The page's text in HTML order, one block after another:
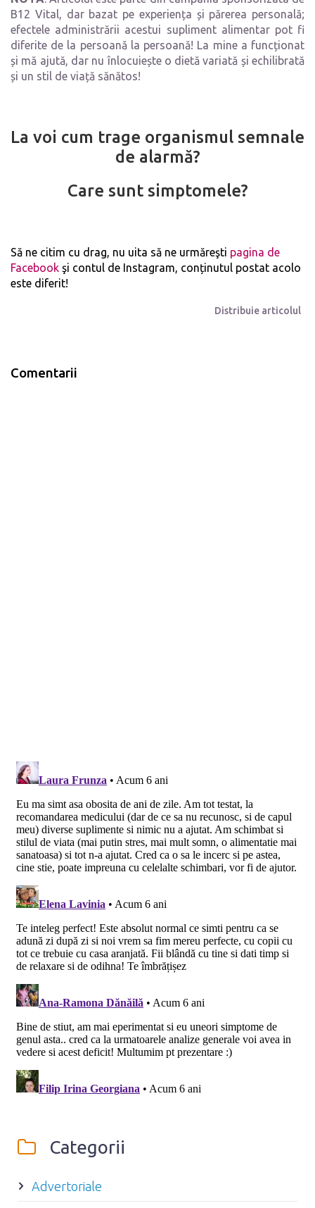
B12 Vital, dar bazat pe experiența și părerea personală;
efectele administrării acestui supliment alimentar pot fi
diferite de la persoană la persoană! La mine a funcționat
și mă ajută, dar nu înlocuiește o dietă variată și echilibrată
și un stil de viață sănătos!
La voi cum trage organismul semnale
de alarmă?
Care sunt simptomele?
Să ne citim cu drag, nu uita să ne urmăreşti pagina de
Facebook şi contul de Instagram, conținutul postat acolo
este diferit!
Distribuie articolul
Comentarii
Categorii
Advertoriale